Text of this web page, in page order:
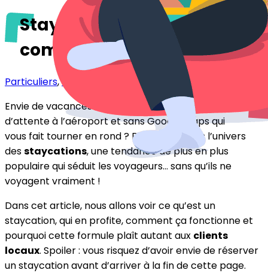
Staycation : le voyage qui
commence à la maison
Particuliers,Professionnels
Envie de vacances sans valises perdues, sans files
d’attente à l’aéroport et sans Google Maps qui
vous fait tourner en rond ? Bienvenue dans l’univers
desstaycations, une tendance de plus en plus
populaire qui séduit les voyageurs… sans qu’ils ne
voyagent vraiment !
Dans cet article, nous allons voir ce qu’est un
staycation, qui en profite, comment ça fonctionne et
pourquoi cette formule plaît autant aux clients
locaux. Spoiler : vous risquez d’avoir envie de réserver
un staycation avant d’arriver à la fin de cette page.